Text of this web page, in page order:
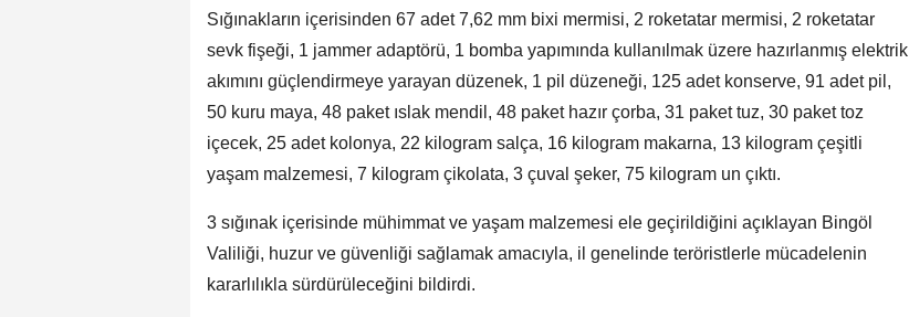
Sığınakların içerisinden 67 adet 7,62 mm bixi mermisi, 2 roketatar mermisi, 2 roketatar
sevk fişeği, 1 jammer adaptörü, 1 bomba yapımında kullanılmak üzere hazırlanmış elektrik
akımını güçlendirmeye yarayan düzenek, 1 pil düzeneği, 125 adet konserve, 91 adet pil,
50 kuru maya, 48 paket ıslak mendil, 48 paket hazır çorba, 31 paket tuz, 30 paket toz
içecek, 25 adet kolonya, 22 kilogram salça, 16 kilogram makarna, 13 kilogram çeşitli
yaşam malzemesi, 7 kilogram çikolata, 3 çuval şeker, 75 kilogram un çıktı.
3 sığınak içerisinde mühimmat ve yaşam malzemesi ele geçirildiğini açıklayan Bingöl
Valiliği, huzur ve güvenliği sağlamak amacıyla, il genelinde teröristlerle mücadelenin
kararlılıkla sürdürüleceğini bildirdi.